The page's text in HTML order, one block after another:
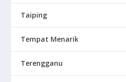
Taiping
Tempat Menarik
Terengganu